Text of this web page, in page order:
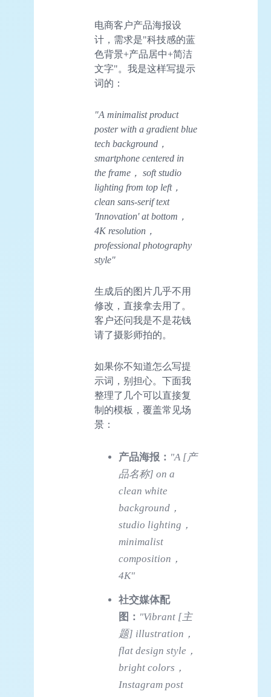
电商客户产品海报设
计，需求是"科技感的蓝
色背景+产品居中+简洁
文字"。我是这样写提示
词的：
"A minimalist product
poster with a gradient blue
tech background，
smartphone centered in
the frame， soft studio
lighting from top left，
clean sans-serif text
'Innovation' at bottom，
4K resolution，
professional photography
style"
生成后的图片几乎不用
修改，直接拿去用了。
客户还问我是不是花钱
请了摄影师拍的。
如果你不知道怎么写提
示词，别担心。下面我
整理了几个可以直接复
制的模板，覆盖常见场
景：
产品海报： "A [产
品名称] on a
clean white
background，
studio lighting，
minimalist
composition，
4K"
社交媒体配
图： "Vibrant [主
题] illustration，
flat design style，
bright colors，
Instagram post